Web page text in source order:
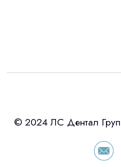
«Уралпромлизинг»
условия по лизингу
просто оставьте
сориентировали по